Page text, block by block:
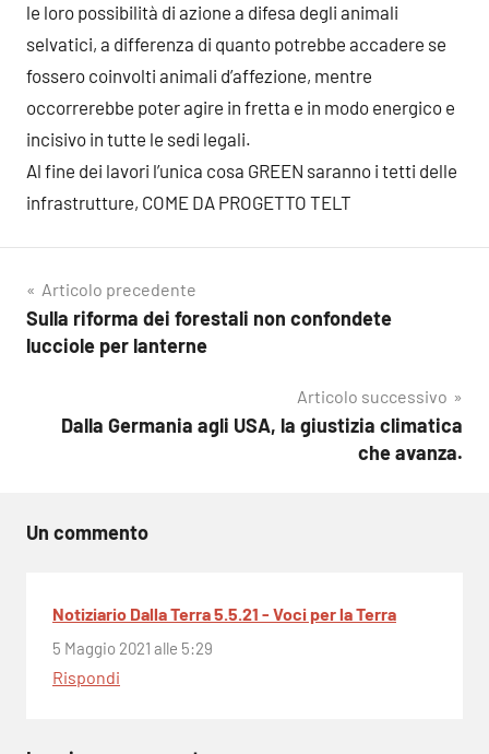
le loro possibilità di azione a difesa degli animali
selvatici, a differenza di quanto potrebbe accadere se
fossero coinvolti animali d’affezione, mentre
occorrerebbe poter agire in fretta e in modo energico e
incisivo in tutte le sedi legali.
Al fine dei lavori l’unica cosa GREEN saranno i tetti delle
infrastrutture, COME DA PROGETTO TELT
Navigazione
articoli
Articolo precedente
Sulla riforma dei forestali non confondete
lucciole per lanterne
Articolo successivo
Dalla Germania agli USA, la giustizia climatica
che avanza.
Un commento
Notiziario Dalla Terra 5.5.21 - Voci per la Terra
5 Maggio 2021 alle 5:29
Rispondi